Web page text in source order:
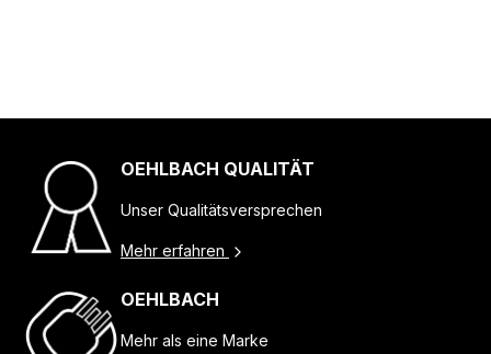
OEHLBACH QUALITÄT
Unser Qualitätsversprechen
Mehr erfahren
OEHLBACH
Mehr als eine Marke